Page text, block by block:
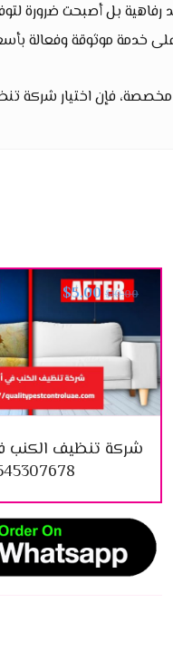
بل أصبحت ضرورة
خدمة موثوقة وفعالة
فإن اختيار شركة
شركة تنظيف الكنب
$10.00
$5.00